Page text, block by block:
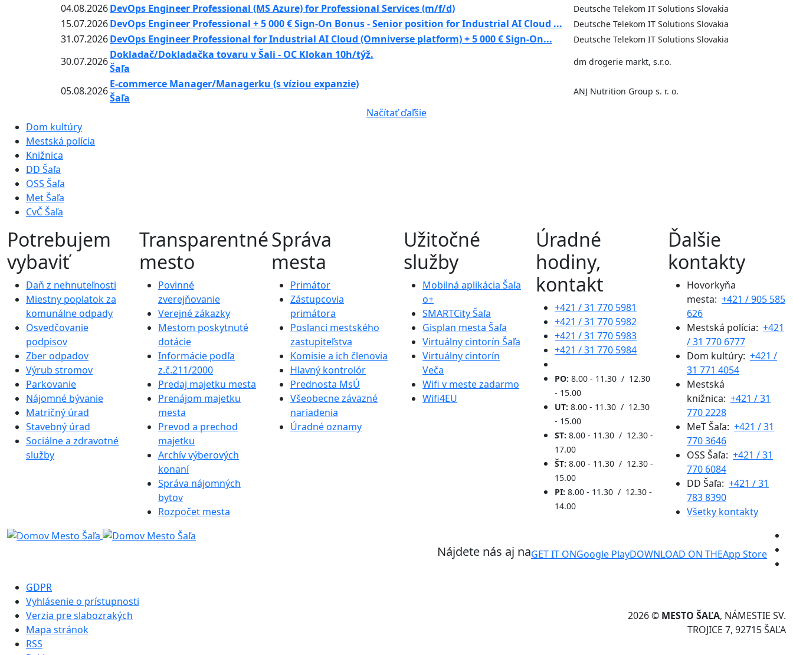
04.08.2026DevOps Engineer Professional (MS Azure) for Professional Services (m/f/d) Deutsche Telekom IT Solutions Slovakia
15.07.2026DevOps Engineer Professional + 5 000 € Sign-On Bonus - Senior position for Industrial AI Cloud ... Deutsche Telekom IT Solutions Slovakia
31.07.2026DevOps Engineer Professional for Industrial AI Cloud (Omniverse platform) + 5 000 € Sign-On... Deutsche Telekom IT Solutions Slovakia
30.07.2026
Dokladač/Dokladačka tovaru v Šali - OC Klokan 10h/týž.
Šaľa
dm drogerie markt, s.r.o.
05.08.2026
E-commerce Manager/Managerku (s víziou expanzie)
Šaľa
ANJ Nutrition Group s. r. o.
Načítať ďaľšie
Dom kultúry
Mestská polícia
Knižnica
DD Šaľa
OSS Šaľa
Met Šaľa
CvČ Šaľa
Potrebujem
vybaviť
Daň z nehnuteľnosti
Miestny poplatok za
komunálne odpady
Osvedčovanie
podpisov
Zber odpadov
Výrub stromov
Parkovanie
Nájomné bývanie
Matričný úrad
Stavebný úrad
Sociálne a zdravotné
služby
Transparentné
mesto
Povinné
zverejňovanie
Verejné zákazky
Mestom poskytnuté
dotácie
Informácie podľa
z.č.211/2000
Predaj majetku mesta
Prenájom majetku
mesta
Prevod a prechod
majetku
Archív výberových
konaní
Správa nájomných
bytov
Rozpočet mesta
Správa
mesta
Primátor
Zástupcovia
primátora
Poslanci mestského
zastupiteľstva
Komisie a ich členovia
Hlavný kontrolór
Prednosta MsÚ
Všeobecne záväzné
nariadenia
Úradné oznamy
Užitočné
služby
Mobilná aplikácia Šaľa
o+
SMARTCity Šaľa
Gisplan mesta Šaľa
Virtuálny cintorín Šaľa
Virtuálny cintorín
Veča
Wifi v meste zadarmo
Wifi4EU
Úradné
hodiny,
kontakt
+421 / 31 770 5981
+421 / 31 770 5982
+421 / 31 770 5983
+421 / 31 770 5984
PO: 8.00 - 11.30 / 12.30
- 15.00
UT: 8.00 - 11.30 / 12.30
- 15.00
ST: 8.00 - 11.30 / 12.30 -
17.00
ŠT: 8.00 - 11.30 / 12.30 -
15.00
PI: 8.00 - 11.30 / 12.30 -
14.00
Ďalšie
kontakty
Hovorkyňa
mesta: +421 / 905 585
626
Mestská polícia: +421
/ 31 770 6777
Dom kultúry: +421 /
31 771 4054
Mestská
knižnica: +421 / 31
770 2228
MeT Šaľa: +421 / 31
770 3646
OSS Šaľa: +421 / 31
770 6084
DD Šaľa: +421 / 31
783 8390
Všetky kontakty
Nájdete nás aj naGET IT ONGoogle PlayDOWNLOAD ON THEApp Store
GDPR
Vyhlásenie o prístupnosti
Verzia pre slabozrakých
Mapa stránok
RSS
2026 © MESTO ŠAĽA, NÁMESTIE SV.
TROJICE 7, 92715 ŠAĽA